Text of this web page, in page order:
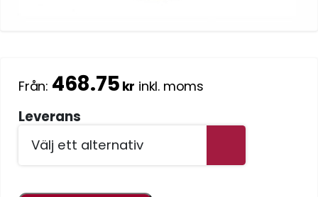
Från: 468.75 kr inkl. moms
Leverans